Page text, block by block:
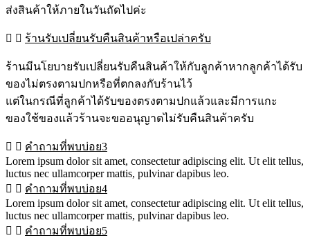
ส่งสินค้าให้ภายในวันถัดไปค่ะ
ร้านรับเปลี่ยนรับคืนสินค้าหรือเปล่าครับ
ร้านมีนโยบายรับเปลี่ยนรับคืนสินค้าให้กับลูกค้าหากลูกค้าได้รับ
ของไม่ตรงตามปกหรือที่ตกลงกับร้านไว้
แต่ในกรณีที่ลูกค้าได้รับของตรงตามปกแล้วและมีการแกะ
ของใช้ของแล้วร้านจะขออนุญาตไม่รับคืนสินค้าครับ
คำถามที่พบบ่อย3
Lorem ipsum dolor sit amet, consectetur adipiscing elit. Ut elit tellus,
luctus nec ullamcorper mattis, pulvinar dapibus leo.
คำถามที่พบบ่อย4
Lorem ipsum dolor sit amet, consectetur adipiscing elit. Ut elit tellus,
luctus nec ullamcorper mattis, pulvinar dapibus leo.
คำถามที่พบบ่อย5